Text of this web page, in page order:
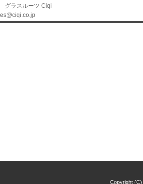
グラスルーツ Ciqi
Copyright (C)